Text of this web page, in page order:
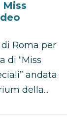
Roma per
di “Miss
andata
della...